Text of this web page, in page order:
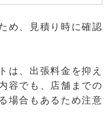
め、見積り時に確認
は、出張料金を抑え
容でも、店舗までの
場合もあるため注意